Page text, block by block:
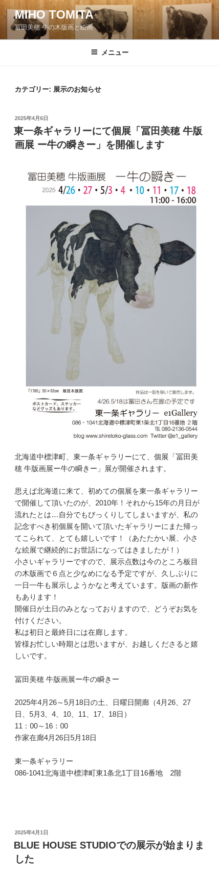
コ
ン
ン
MIHO TOMITA
冨田美穂 牛の木版画と絵画
メニュー
カテゴリー: 展示のお知らせ
投
稿
日:
2025年4月6日
東一条ギャラリーにて個展「冨田美穂 牛版
画展 ー牛の瞬きー」を開催します
北海道中標津町、東一条ギャラリーにて、個展「冨田美
穂 牛版画展ー牛の瞬きー」展が開催されます。
思えば北海道に来て、初めての個展を東一条ギャラリー
で開催して頂いたのが、2010年！それから15年の月日が
流れたとは…自分でもびっくりしてしまいますが、私の
記念すべき初個展を開いて頂いたギャラリーにまた帰っ
てこられて、とても嬉しいです！（あたたかい展、小さ
な絵展で継続的にお世話になってはきましたが！）
小さいギャラリーですので、展示点数は今のところ板目
の木版画で６点と少なめになる予定ですが、久しぶりに
一日一牛も展示しようかなと考えています。版画の新作
もあります！
開催日が土日のみとなっておりますので、どうぞお気を
付けください。
私は初日と最終日には在廊します。
皆様お忙しい時期とは思いますが、お越しくださると嬉
しいです。
冨田美穂 牛版画展ー牛の瞬きー
2025年4月26～5月18日の土、日曜日開廊（4月26、27
日、5月3、4、10、11、17、18日）
11：00～16：00
作家在廊4月26日5月18日
東一条ギャラリー
086-1041北海道中標津町東1条北1丁目16番地 2階
投
稿
日:
2025年4月1日
BLUE HOUSE STUDIOでの展示が始まりま
した